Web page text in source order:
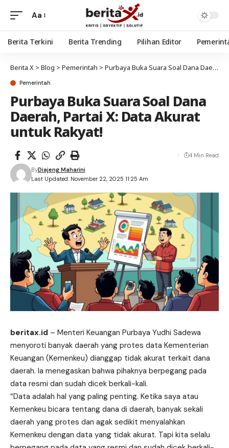
Aa
Berita Terkini Berita Trending Pilihan Editor
Berita X > Blog > Pemerintah > Purbaya Buka Suara Soal Dana Daerah, Partai X: Data Akurat untuk Rakyat!
Pemerintah
Purbaya Buka Suara Soal Dana
Daerah, Partai X: Data Akurat
untuk Rakyat!
Last Updated: November 22, 2025 11:25 Am
ByDiajeng Maharini
4 Min Read
beritax.id – Menteri Keuangan Purbaya Yudhi Sadewa
menyoroti banyak daerah yang protes data Kementerian
Keuangan (Kemenkeu) dianggap tidak akurat terkait dana
daerah. Ia menegaskan bahwa pihaknya berpegang pada
data resmi dan sudah dicek berkali-kali.
“Data adalah hal yang paling penting. Ketika saya atau
Kemenkeu bicara tentang dana di daerah, banyak sekali
daerah yang protes dan agak sedikit menyalahkan
Kemenkeu dengan data yang tidak akurat. Tapi kita selalu